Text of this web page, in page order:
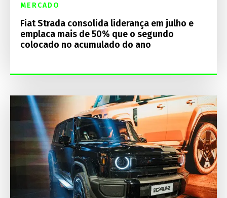
MERCADO
Fiat Strada consolida liderança em julho e
emplaca mais de 50% que o segundo
colocado no acumulado do ano